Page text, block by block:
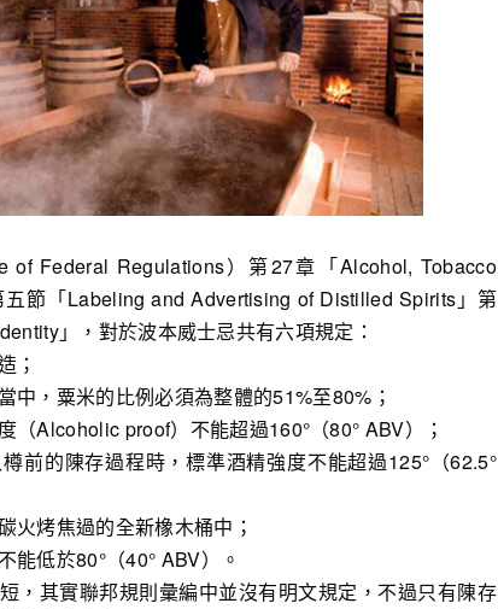
Federal Regulations）第27章「Alcohol, Tobacco
節「Labeling and Advertising of Distilled Spirits」第
」，對於波本威士忌共有六項規定：
；
中，粟米的比例必須為整體的51%至80%；
（Alcoholic proof）不能超過160°（80° ABV）；
前的陳存過程時，標準酒精強度不能超過125°（62.5°
火烤焦過的全新橡木桶中；
能低於80°（40° ABV）。
，其實聯邦規則彙編中並沒有明文規定，不過只有陳存